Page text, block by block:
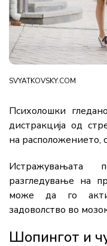
SVYATKOVSKY.COM
Психолошки
дистракција од
на расположението,
Истражувањата
разгледување на
може да го
задоволство во
Шопингот и